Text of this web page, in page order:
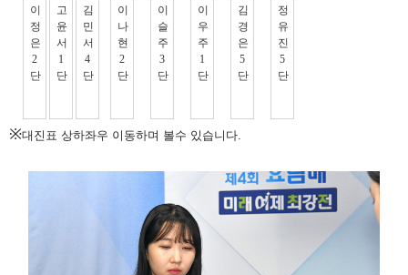
※대진표 상하좌우 이동하며 볼수 있습니다.